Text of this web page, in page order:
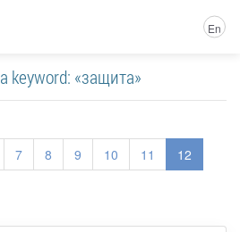
En
keyword: «защита»
7 8 9 10 11
12